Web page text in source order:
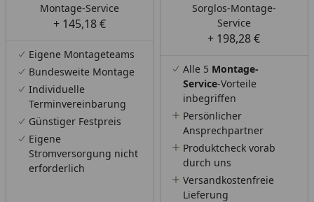
Montage-Service
+ 145,18 €
Eigene Montageteams
Bundesweite Montage
Individuelle
Terminvereinbarung
Günstiger Festpreis
Eigene
Stromversorgung nicht
erforderlich
Sorglos-Montage-
Service
+ 198,28 €
Alle 5 Montage-
Service-Vorteile
inbegriffen
Persönlicher
Ansprechpartner
Produktcheck vorab
durch uns
Versandkostenfreie
Lieferung